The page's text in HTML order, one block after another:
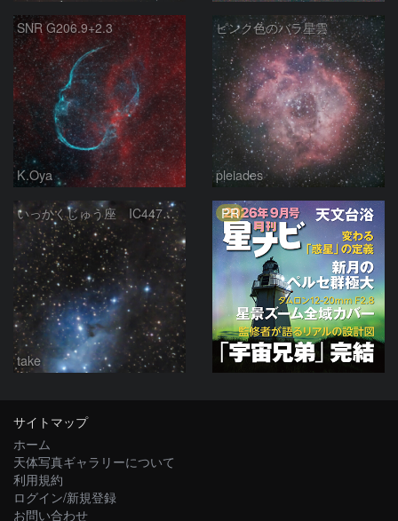
SNR G206.9+2.3
K.Oya
ピンク色のバラ星雲
pleiades
いっかくじゅう座 IC447 カタツムリ星雲
take
PR
サイトマップ
ホーム
天体写真ギャラリーについて
利用規約
ログイン/新規登録
お問い合わせ